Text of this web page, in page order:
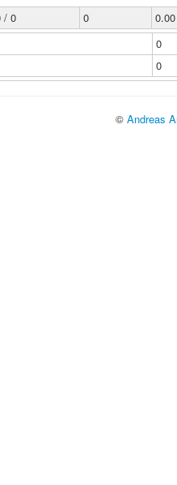
/ 0 0
0.00
0
0
© Andreas